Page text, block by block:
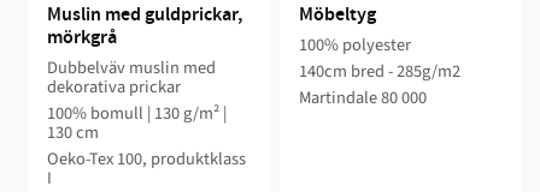
Muslin med guldprickar,
mörkgrå
Dubbelväv muslin med
dekorativa prickar
100% bomull | 130 g/m² |
130 cm
Oeko-Tex 100, produktklass
I
Möbeltyg
100% polyester
140cm bred - 285g/m2
Martindale 80 000